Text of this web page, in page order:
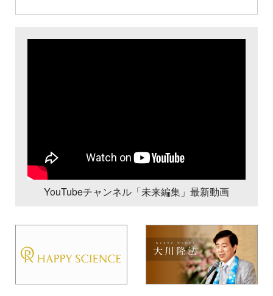
YouTubeチャンネル「未来編集」最新動画